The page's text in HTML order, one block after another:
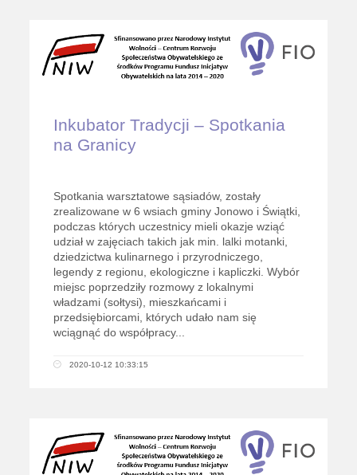
Inkubator Tradycji – Spotkania
na Granicy
Spotkania warsztatowe sąsiadów, zostały
zrealizowane w 6 wsiach gminy Jonowo i Świątki,
podczas których uczestnicy mieli okazje wziąć
udział w zajęciach takich jak min. lalki motanki,
dziedzictwa kulinarnego i przyrodniczego,
legendy z regionu, ekologiczne i kapliczki. Wybór
miejsc poprzedziły rozmowy z lokalnymi
władzami (sołtysi), mieszkańcami i
przedsiębiorcami, których udało nam się
wciągnąć do współpracy...
2020-10-12 10:33:15